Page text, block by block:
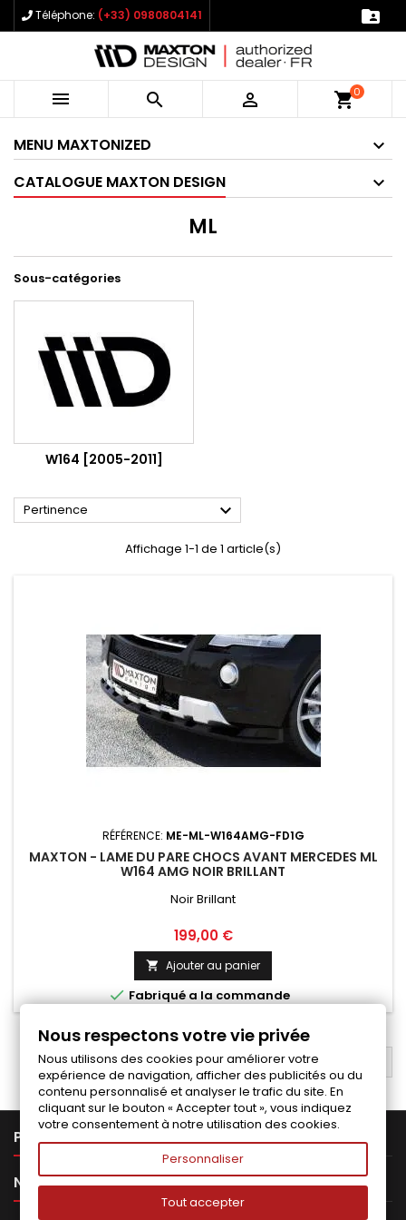
Téléphone: (+33) 0980804141 
   shopping_cart0
MENU MAXTONIZED
CATALOGUE MAXTON DESIGN
ML
Sous-catégories
W164 [2005-2011]
Pertinence 
Affichage 1-1 de 1 article(s)
RÉFÉRENCE: ME-ML-W164AMG-FD1G
MAXTON - LAME DU PARE CHOCS AVANT MERCEDES ML
W164 AMG NOIR BRILLANT
Noir Brillant
Prix
199,00 €
 Ajouter au panier
Fabriqué a la commande
RETOUR EN HAUT
PRODUITS
NOTRE SOCIÉTÉ 
Nous respectons votre vie privée
Nous utilisons des cookies pour améliorer votre
expérience de navigation, afficher des publicités ou du
contenu personnalisé et analyser le trafic du site. En
cliquant sur le bouton « Accepter tout », vous indiquez
votre consentement à notre utilisation des cookies.
Personnaliser
Tout accepter